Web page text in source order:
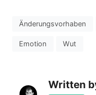
Änderungsvorhaben
Emotion Wut
Written